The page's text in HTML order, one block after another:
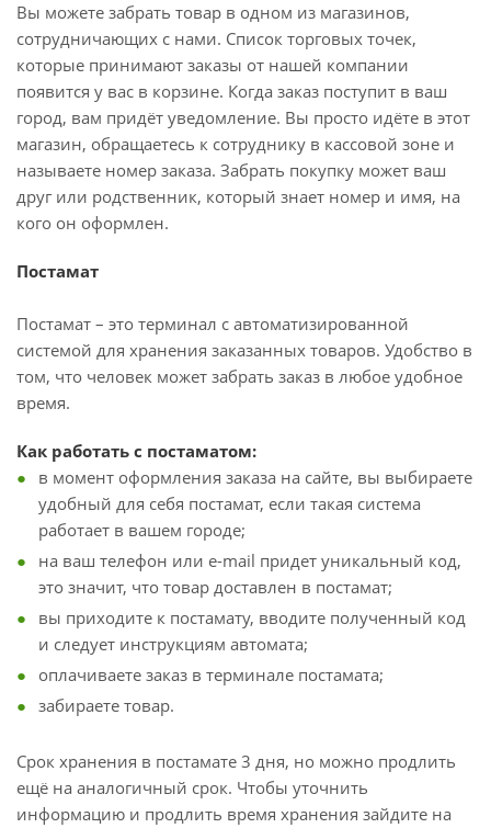
Вы можете забрать товар в одном из магазинов,
сотрудничающих с нами. Список торговых точек,
которые принимают заказы от нашей компании
появится у вас в корзине. Когда заказ поступит в ваш
город, вам придёт уведомление. Вы просто идёте в этот
магазин, обращаетесь к сотруднику в кассовой зоне и
называете номер заказа. Забрать покупку может ваш
друг или родственник, который знает номер и имя, на
кого он оформлен.
Постамат
Постамат – это терминал с автоматизированной
системой для хранения заказанных товаров. Удобство в
том, что человек может забрать заказ в любое удобное
время.
Как работать с постаматом:
в момент оформления заказа на сайте, вы выбираете
удобный для себя постамат, если такая система
работает в вашем городе;
на ваш телефон или e-mail придет уникальный код,
это значит, что товар доставлен в постамат;
вы приходите к постамату, вводите полученный код
и следует инструкциям автомата;
оплачиваете заказ в терминале постамата;
забираете товар.
Срок хранения в постамате 3 дня, но можно продлить
ещё на аналогичный срок. Чтобы уточнить
информацию и продлить время хранения зайдите на